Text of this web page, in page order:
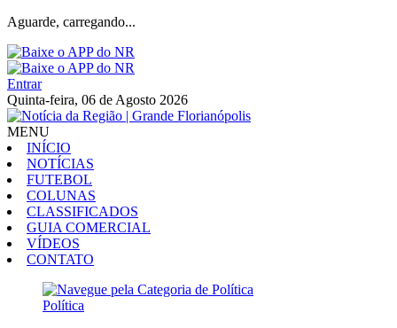
Aguarde, carregando...
Entrar
Quinta-feira, 06 de Agosto 2026
MENU
INÍCIO
NOTÍCIAS
FUTEBOL
COLUNAS
CLASSIFICADOS
GUIA COMERCIAL
VÍDEOS
CONTATO
Política